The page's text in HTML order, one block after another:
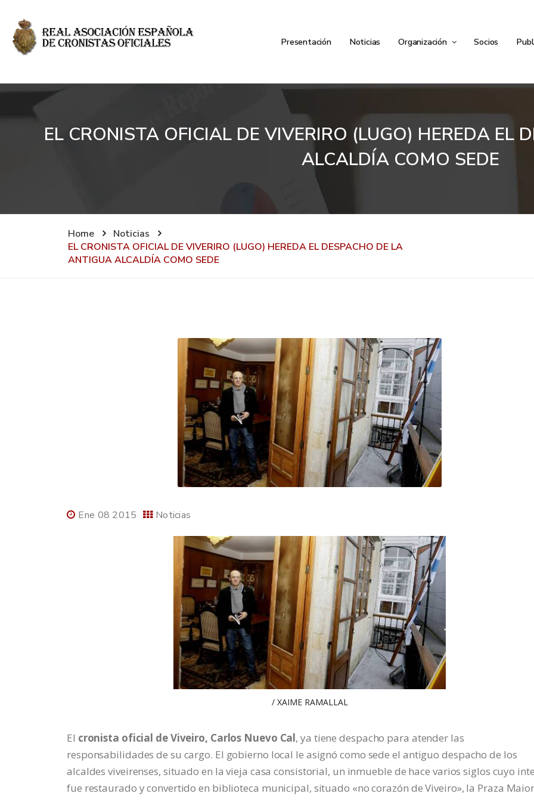
Presentación Noticias Organización Socios
EL CRONISTA OFICIAL DE VIVERIRO (LUGO) HEREDA EL
ALCALDÍA COMO SEDE
Home
Noticias
EL CRONISTA OFICIAL DE VIVERIRO (LUGO) HEREDA EL DESPACHO DE LA
ANTIGUA ALCALDÍA COMO SEDE
Ene 08 2015 Noticias
/ XAIME RAMALLAL
El cronista oficial de Viveiro, Carlos Nuevo Cal, ya tiene despacho para atender las
responsabilidades de su cargo. El gobierno local le asignó como sede el antiguo despacho de los
alcaldes viveirenses, situado en la vieja casa consistorial, un inmueble de hace varios siglos cuyo
fue restaurado y convertido en biblioteca municipal, situado «no corazón de Viveiro», la Praza